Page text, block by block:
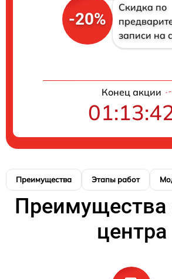
-20%
Скидка по
записи на
Конец акции
Преимущества Этапы работ
Преимущества
центра